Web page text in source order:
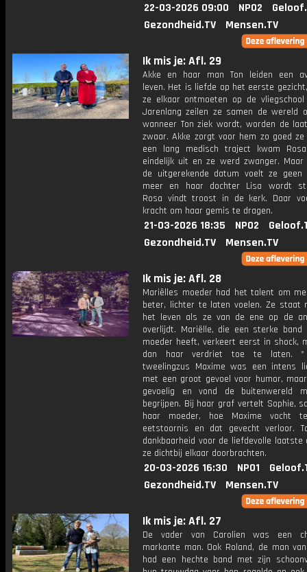
22-03-2026 09:00 NPO2
Gezondheid.TV
Mensen.TV
Ik mis je: Afl. 29
Akke en haar man Ton leiden een
leven. Het is liefde op het eerste
ze elkaar ontmoeten op de vliegschool
Jarenlang zeilen ze samen de wereld
wanneer Ton ziek wordt, worden de
zwaar. Akke zorgt voor hem zo goed
een lang medisch traject kwam
eindelijk uit en ze werd zwanger.
de uitgerekende datum voelt ze geen
meer en haar dochter Lisa wordt
Rosa vindt troost in de kerk. Daar
kracht om haar gemis te dragen.
21-03-2026 18:35 NPO2
Gezondheid.TV
Mensen.TV
Ik mis je: Afl. 28
Mariëlles moeder had het talent om
beter, lichter te laten voelen. Ze staat
het leven als ze van de ene op de
overlijdt. Mariëlle, die een sterke
moeder heeft, verkeert eerst in shock,
dan haar verdriet toe te laten. *
tweelingzus Maxime was een intens
met een groot gevoel voor humor,
gevoelig en vond de buitenwereld
begrijpen. Bij haar graf vertelt Sophie,
haar moeder, hoe Maxime vocht
eetstoornis en dat gevecht verloor.
dankbaarheid voor de liefdevolle laatste
ze dichtbij elkaar doorbrachten.
20-03-2026 16:30 NPO1
Gezondheid.TV
Mensen.TV
Ik mis je: Afl. 27
De vader van Carolien was een
markante man. Ook Roland, de man
had een hechte band met zijn